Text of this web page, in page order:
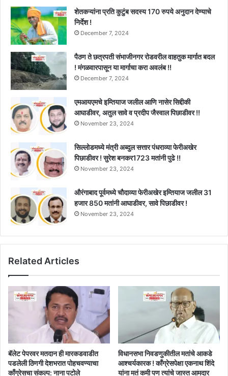
शेतकऱ्यांना प्रति कुटुंब सदस्य 170 रुपये अनुदान देण्याचे
निर्देश !
December 7, 2024
पैठण ते छत्रपती संभाजीनगर रोडवरील वाहतुक मार्गात बदल
! मंगळवारपासून या मार्गाचा करा अवलंब !!
December 7, 2024
एमआयएमचे इम्तियाज जलील आणि नासेर सिद्दीकी
आघाडीवर, अतुल सावे व प्रदीप जैस्वाल पिछाडीवर !!
November 23, 2024
सिल्लोडमध्ये मंत्री अब्दुल सत्तार पंधराव्या फेरीअखेर
पिछाडीवर ! सुरेश बनकर1723 मतांनी पुढे !!
November 23, 2024
औरंगाबाद पूर्वमध्ये चौदाव्या फेरीअखेर इम्तियाज जलील 31
हजार 850 मतांनी आघाडीवर, सावे पिछाडीवर !
November 23, 2024
Related Articles
बॅलेट पेपरवर मतदान ही मारकडवाडीत
पडलेली ठिणगी देशभरात पोहचवण्याचा
काँग्रेसचा संकल्प: नाना पटोले
विधानसभा निवडणुकीतील मतांचे आकडे
आश्चर्यकारक ! काँग्रेसपेक्षा एकनाथ शिंदे
यांना मतं कमी पण त्यांचे जास्त आमदार